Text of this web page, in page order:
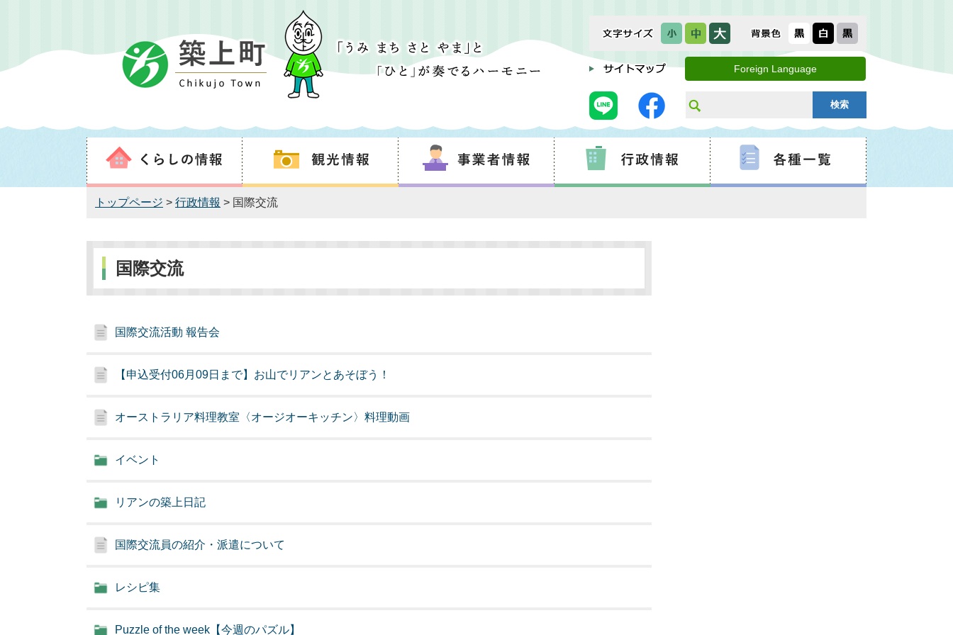
Foreign Language
トップページ > 行政情報 > 国際交流
国際交流
国際交流活動 報告会
【申込受付06月09日まで】お山でリアンとあそぼう！
オーストラリア料理教室〈オージオーキッチン〉料理動画
イベント
リアンの築上日記
国際交流員の紹介・派遣について
レシピ集
Puzzle of the week【今週のパズル】